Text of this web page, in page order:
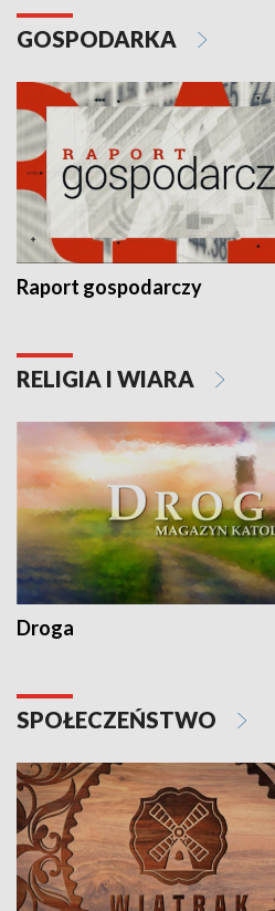
GOSPODARKA
Raport gospodarczy
RELIGIA I WIARA
Droga
SPOŁECZEŃSTWO